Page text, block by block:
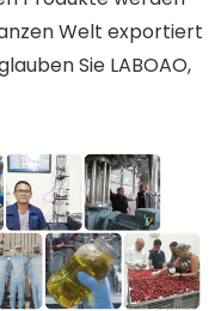
Welt exportiert
Sie LABOAO,